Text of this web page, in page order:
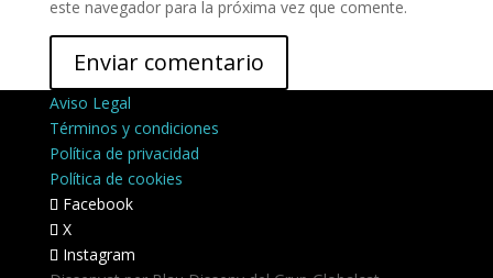
este navegador para la próxima vez que comente.
Aviso Legal
Términos y condiciones
Política de privacidad
Política de cookies
Facebook
X
Instagram